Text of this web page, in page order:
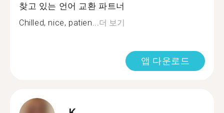
찾고 있는 언어 교환 파트너
Chilled, nice, patien...더 보기
앱 다운로드